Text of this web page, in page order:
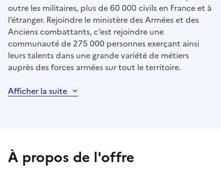
outre les militaires, plus de 60 000 civils en France et à
l’étranger. Rejoindre le ministère des Armées et des
Anciens combattants, c’est rejoindre une
communauté de 275 000 personnes exerçant ainsi
leurs talents dans une grande variété de métiers
auprès des forces armées sur tout le territoire.
Afficher la suite
À propos de l'offre